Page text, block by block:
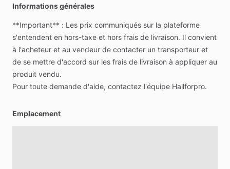
Informations générales
**Important** : Les prix communiqués sur la plateforme
s'entendent en hors-taxe et hors frais de livraison. Il convient
à l'acheteur et au vendeur de contacter un transporteur et
de se mettre d'accord sur les frais de livraison à appliquer au
produit vendu.
Pour toute demande d'aide, contactez l'équipe Hallforpro.
Emplacement